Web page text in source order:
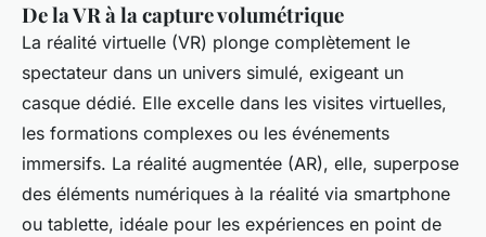
De la VR à la capture volumétrique
La réalité virtuelle (VR) plonge complètement le
spectateur dans un univers simulé, exigeant un
casque dédié. Elle excelle dans les visites virtuelles,
les formations complexes ou les événements
immersifs. La réalité augmentée (AR), elle, superpose
des éléments numériques à la réalité via smartphone
ou tablette, idéale pour les expériences en point de